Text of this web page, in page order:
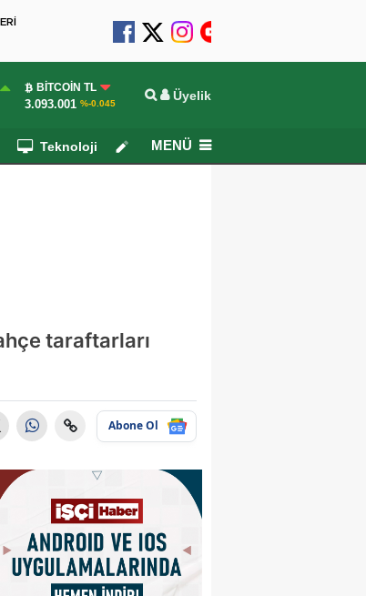
BITCOIN TL
3.093.001 %-0.045 Üyelik
Teknoloji Köşe Yazarları
MENÜ
taraftarları
Abone Ol